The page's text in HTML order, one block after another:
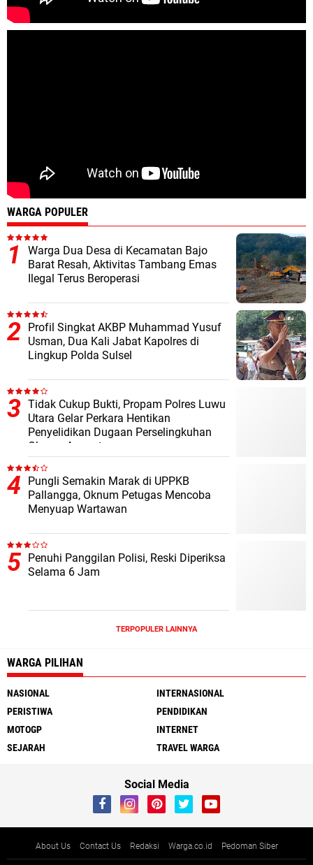
WARGA POPULER
Warga Dua Desa di Kecamatan Bajo
Barat Resah, Aktivitas Tambang Emas
Ilegal Terus Beroperasi
Profil Singkat AKBP Muhammad Yusuf
Usman, Dua Kali Jabat Kapolres di
Lingkup Polda Sulsel
Tidak Cukup Bukti, Propam Polres Luwu
Utara Gelar Perkara Hentikan
Penyelidikan Dugaan Perselingkuhan
Oknum Anggota
Pungli Semakin Marak di UPPKB
Pallangga, Oknum Petugas Mencoba
Menyuap Wartawan
Penuhi Panggilan Polisi, Reski Diperiksa
Selama 6 Jam
TERPOPULER LAINNYA
WARGA PILIHAN
NASIONAL
INTERNASIONAL
PERISTIWA
PENDIDIKAN
MOTOGP
INTERNET
SEJARAH
TRAVEL WARGA
Social Media
About Us Contact Us Redaksi Warga.co.id Pedoman Siber